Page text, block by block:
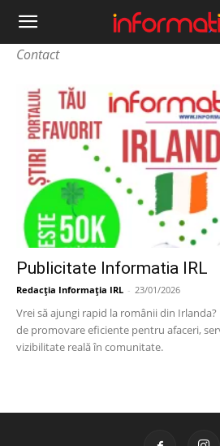
Informația
Contact
Publicitate Informatia IRL
Redacția Informația IRL - 23/01/2026
Vrei să ajungi rapid la românii din
de promovare eficiente pentru afaceri,
vizibilitate reală în comunitate.